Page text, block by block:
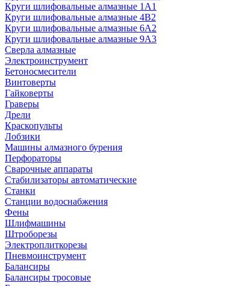
Круги шлифовальные алмазные 1А1
Круги шлифовальные алмазные 4В2
Круги шлифовальные алмазные 6A2
Круги шлифовальные алмазные 9А3
Сверла алмазные
Электроинструмент
Бетоносмесители
Винтоверты
Гайковерты
Граверы
Дрели
Краскопульты
Лобзики
Машины алмазного бурения
Перфораторы
Сварочные аппараты
Стабилизаторы автоматические
Станки
Станции водоснабжения
Фены
Шлифмашины
Штроборезы
Электроплиткорезы
Пневмоинструмент
Балансиры
Балансиры тросовые